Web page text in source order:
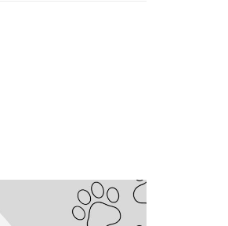
別帳號之用戶狀況，依本公司
不足之情形，本公司將視審查
註冊。若發現惡意使用之情
戶之使用額度並採取法律行